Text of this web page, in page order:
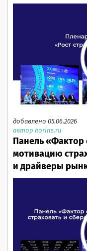
добавлено 05.06.2026
автор korins.ru
Панель «Фактор
мотивацию
и драйверы